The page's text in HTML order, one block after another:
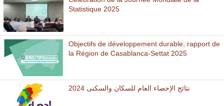
Statistique 2025
Objectifs de développement durable; rapport de
la Région de Casablanca-Settat 2025
نتائج الإحصاء العام للسكان والسكنى 2024